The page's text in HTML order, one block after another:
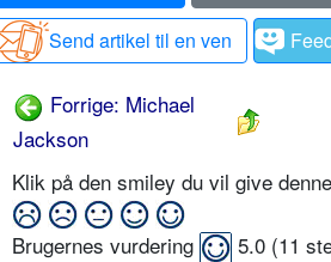
Send artikel til en ven
Forrige: Michael
Jackson
Klik på den smiley du vil give
Brugernes vurdering 5.0 (11